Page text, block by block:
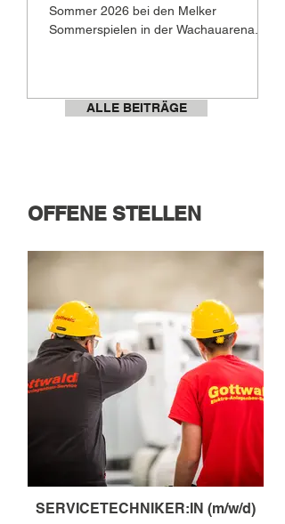
Sommer 2026 bei den Melker
Sommerspielen in der Wachauarena.
ALLE BEITRÄGE
OFFENE STELLEN
SERVICETECHNIKER:IN (m/w/d)